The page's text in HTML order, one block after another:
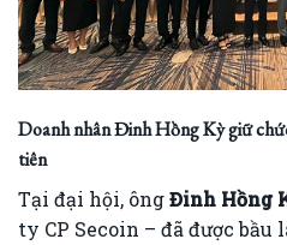
Doanh nhân Đinh Hồng Kỳ giữ
tiên
Tại đại hội, ôngĐinh Hồng
ty CP Secoin – đã được bầu